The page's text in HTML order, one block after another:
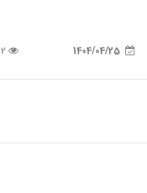
1404/04/25
232